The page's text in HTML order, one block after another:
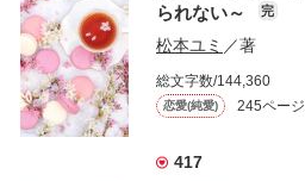
られない～
完
松本ユミ ／著
総文字数/144,360
恋愛(純愛) 245ページ
417